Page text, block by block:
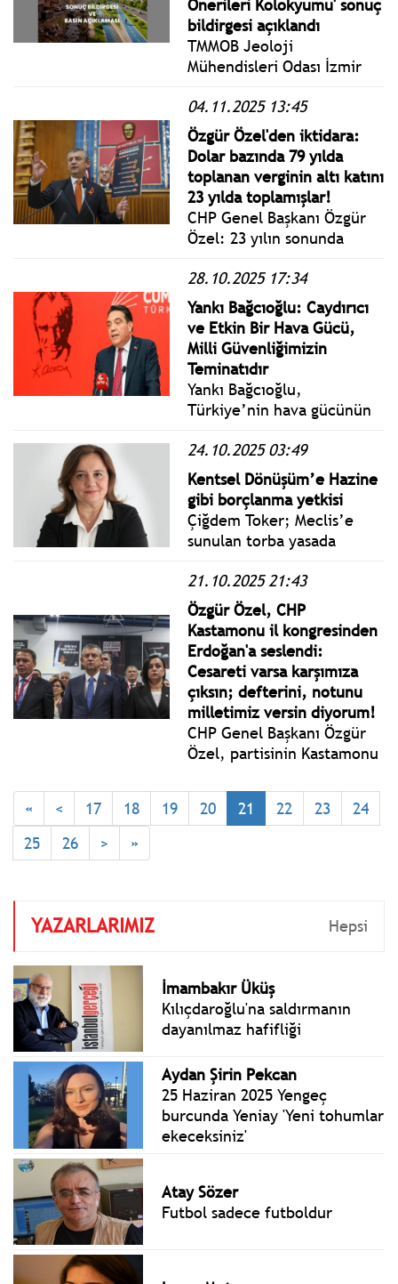
Önerileri Kolokyumu' sonuç
bildirgesi açıklandı
TMMOB Jeoloji
Mühendisleri Odası İzmir
İzmir Şubesi iş birliğiyle
düzenlenen “Kent
Jeolojisi: İzmir Kent
Sorunları ve Çözüm
Önerileri Kolokyumu”
kapsamında elde edilen
değerlendirme ve önerileri
hakkında açıklama yapıldı.
04.11.2025 13:45
Özgür Özel'den iktidara:
Dolar bazında 79 yılda
toplanan verginin altı katını
23 yılda toplamışlar!
CHP Genel Başkanı Özgür
Özel: 23 yılın sonunda
Yoksullukta Avrupa
birinciliği madalyasını Sayın
Erdoğan’a takıyorum.
28.10.2025 17:34
Yankı Bağcıoğlu: Caydırıcı
ve Etkin Bir Hava Gücü,
Milli Güvenliğimizin
Teminatıdır
Yankı Bağcıoğlu,
Türkiye’nin hava gücünün
savunma sanayiinde
atılması gereken stratejik
adımlara ilişkin yazılı bir
açıklama yaptı.
24.10.2025 03:49
Kentsel Dönüşüm’e Hazine
gibi borçlanma yetkisi
Çiğdem Toker; Meclis’e
sunulan torba yasada
Başkanlığı’nın taksitli
alacaklarının yüzde 25’ine
karşılık gelen tutar kadar
borçlanma yetkisi verilmesi
öngörülüyor.
21.10.2025 21:43
Özgür Özel, CHP
Kastamonu il kongresinden
Erdoğan'a seslendi:
Cesareti varsa karşımıza
çıksın; defterini, notunu
milletimiz versin diyorum!
CHP Genel Başkanı Özgür
Özel, partisinin Kastamonu
Burada konuşan Özel:
Millet bizden kavga değil,
« < 17 18 19 20 21 22 23
24
25
26 > »
YAZARLARIMIZ Hepsi
İmambakır Üküş
Kılıçdaroğlu'na saldırmanın
dayanılmaz hafifliği
Aydan Şirin Pekcan
25 Haziran 2025 Yengeç
burcunda Yeniay 'Yeni tohumlar
ekeceksiniz'
Atay Sözer
Futbol sadece futboldur